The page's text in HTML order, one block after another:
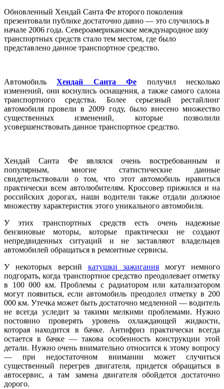
Обновленный Хендай Санта Фе второго поколения
презентовали публике достаточно давно — это случилось в
начале 2006 года. Североамериканское международное шоу
транспортных средств стало тем местом, где было
представлено данное транспортное средство.
АвтомобильХендай Санта Фе получил несколько
изменений, они коснулись оснащения, а также самого салона
транспортного средства. Более серьезный рестайлинг
автомобиля провели в 2009 году, было внесено множество
существенных изменений, которые позволили
усовершенствовать данное транспортное средство.
Хендай Санта Фе являлся очень востребованным и
популярным, многие статистические данные
свидетельствовали о том, что этот автомобиль нравиться
практически всем автолюбителям. Кроссовер прижился и на
российских дорогах, наши водители также отдали должное
множеству характеристик этого уникального автомобиля.
У этих транспортных средств есть очень надежные
бензиновые моторы, которые практически не создают
непредвиденных ситуаций и не заставляют владельцев
автомобилей обращаться в ремонтные сервисы.
У некоторых версий катушки зажигания могут немного
подгорать, когда транспортное средство преодолевает отметку
в 100 000 км. Проблемы с радиатором или катализатором
могут появиться, если автомобиль преодолел отметку в 200
000 км. Утечка может быть достаточно медленной — водитель
не всегда уследит за такими мелкими проблемами. Нужно
постоянно проверять уровень охлаждающей жидкости,
которая находится в бачке. Антифриз практически всегда
остается в бачке — такова особенность конструкции этой
детали. Нужно очень внимательно относится к этому вопросу
— при недостаточном внимании может случиться
существенный перегрев двигателя, придется обращаться в
автосервис, а там замена двигателя обойдется достаточно
дорого.